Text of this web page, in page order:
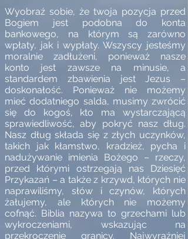
Wyobraź sobie, że twoja pozycja przed
Bogiem jest podobna do konta
bankowego, na którym są zarówno
wpłaty, jak i wypłaty. Wszyscy jesteśmy
moralnie zadłużeni, ponieważ nasze
konto jest zawsze na minusie, a
standardem zbawienia jest Jezus –
doskonałość. Ponieważ nie możemy
mieć dodatniego salda, musimy zwrócić
się do kogoś, kto ma wystarczającą
sprawiedliwość, aby pokryć nasz dług.
Nasz dług składa się z złych uczynków,
takich jak kłamstwo, kradzież, pycha i
nadużywanie imienia Bożego – rzeczy,
przed którymi ostrzegają nas Dziesięć
Przykazań – a także z krzywd, których nie
naprawiliśmy, słów i czynów, których
żałujemy, ale których nie możemy
cofnąć. Biblia nazywa to grzechami lub
wykroczeniami, wskazując na
przekroczenie granicy. Najwyraźniej